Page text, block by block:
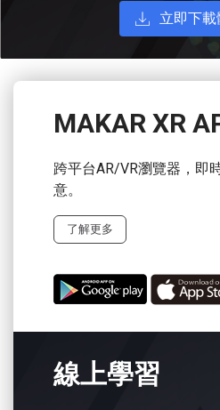
立即下載
MAKAR XR
跨平台AR/VR瀏覽器，即
意。
了解更多
線上學習